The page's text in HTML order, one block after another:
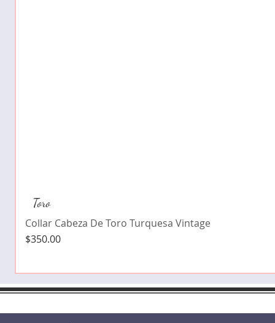
Toro
Collar Cabeza De Toro Turquesa Vintage
Precio
$350.00